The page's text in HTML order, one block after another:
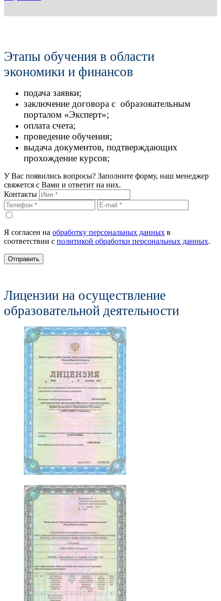
Этапы обучения в области
экономики и финансов
подача заявки;
заключение договора с образовательным
порталом «Эксперт»;
оплата счета;
проведение обучения;
выдача документов, подтверждающих
прохождение курсов;
У Вас появились вопросы? Заполните форму, наш менеджер
свяжется с Вами и ответит на них.
Контакты
Я согласен на обработку персональных данных в
соответствии с политикой обработки персональных данных.
Отправить
Лицензии на осуществление
образовательной деятельности